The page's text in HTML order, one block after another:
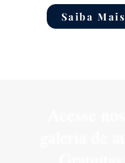
Saiba Mais